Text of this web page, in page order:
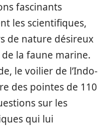
fascinants
les scientifiques,
de nature désireux
la faune marine.
le voilier de l’Indo-
des pointes de 110
sur les
qui lui